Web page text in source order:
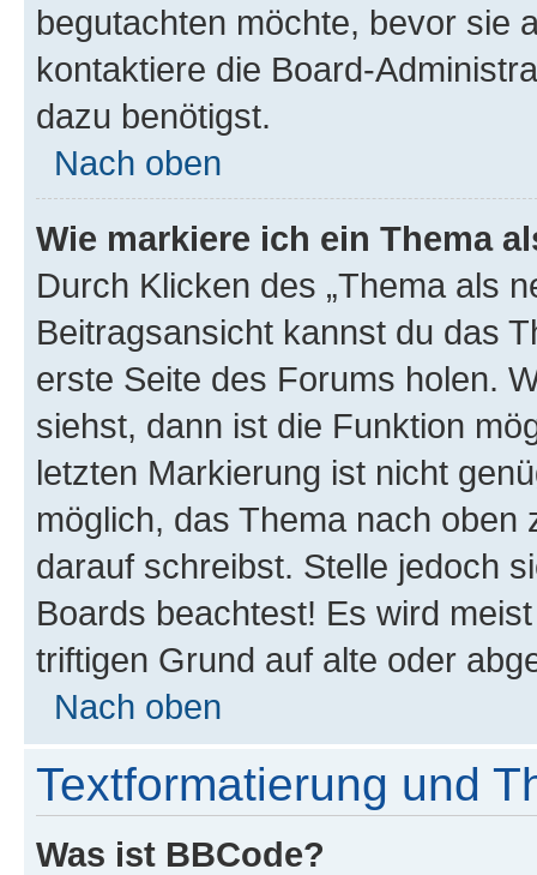
begutachten möchte, bevor sie
kontaktiere die Board-
dazu benötigst.
Nach oben
Wie markiere ich ein Thema
Durch Klicken des „Thema als
Beitragsansicht kannst du das
erste Seite des Forums holen.
siehst, dann ist die Funktion
letzten Markierung ist nicht
möglich, das Thema nach oben
darauf schreibst. Stelle jedoch
Boards beachtest! Es wird
triftigen Grund auf alte oder
Nach oben
Textformatierung und
Was ist BBCode?